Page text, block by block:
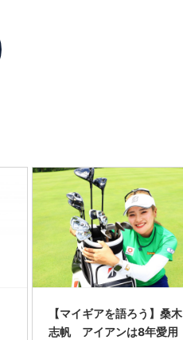
【マイギアを語ろう】桑木
志帆 アイアンは8年愛用